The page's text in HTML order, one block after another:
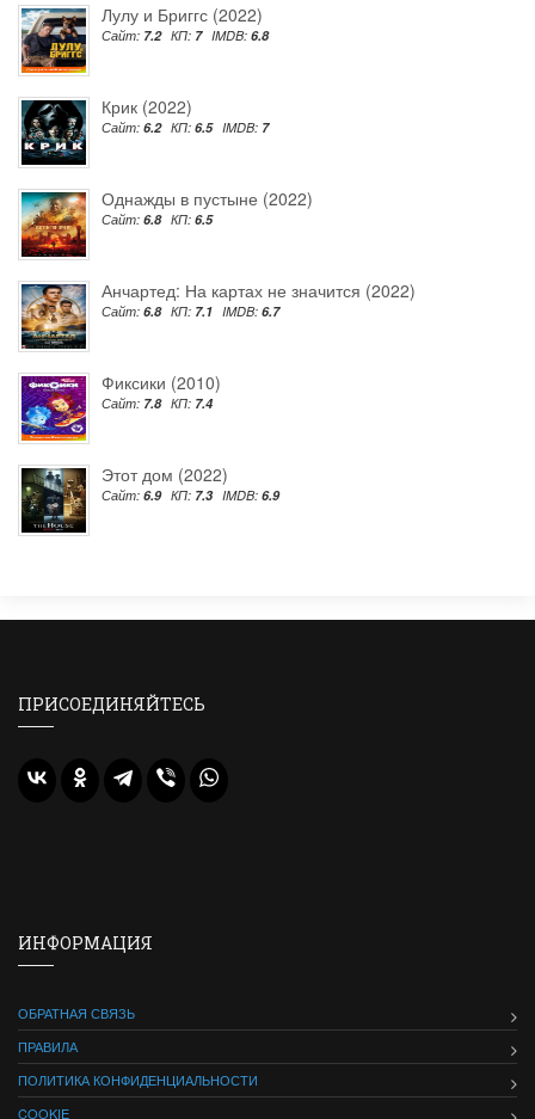
Лулу и Бриггс (2022)
Сайт: 7.2 КП: 7 IMDB: 6.8
Крик (2022)
Сайт: 6.2 КП: 6.5 IMDB: 7
Однажды в пустыне (2022)
Сайт: 6.8 КП: 6.5
Анчартед: На картах не значится (2022)
Сайт: 6.8 КП: 7.1 IMDB: 6.7
Фиксики (2010)
Сайт: 7.8 КП: 7.4
Этот дом (2022)
Сайт: 6.9 КП: 7.3 IMDB: 6.9
ПРИСОЕДИНЯЙТЕСЬ
ИНФОРМАЦИЯ
ОБРАТНАЯ СВЯЗЬ
ПРАВИЛА
ПОЛИТИКА КОНФИДЕНЦИАЛЬНОСТИ
COOKIE